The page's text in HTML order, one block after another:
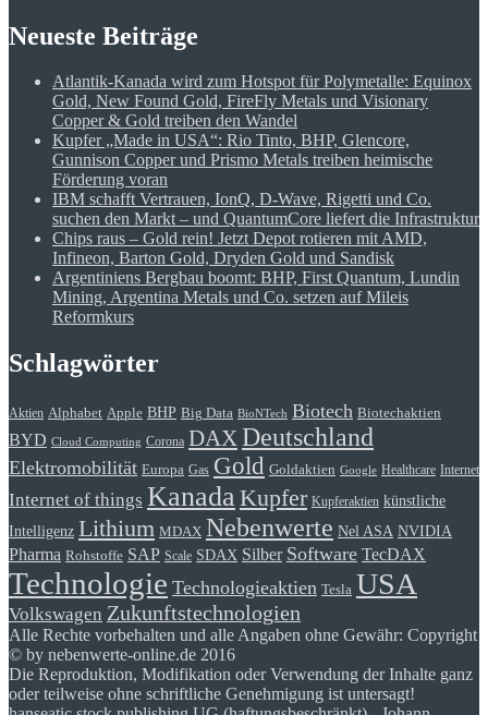
Neueste Beiträge
Atlantik-Kanada wird zum Hotspot für Polymetalle: Equinox
Gold, New Found Gold, FireFly Metals und Visionary
Copper & Gold treiben den Wandel
Kupfer „Made in USA“: Rio Tinto, BHP, Glencore,
Gunnison Copper und Prismo Metals treiben heimische
Förderung voran
IBM schafft Vertrauen, IonQ, D-Wave, Rigetti und Co.
suchen den Markt – und QuantumCore liefert die Infrastruktur
Chips raus – Gold rein! Jetzt Depot rotieren mit AMD,
Infineon, Barton Gold, Dryden Gold und Sandisk
Argentiniens Bergbau boomt: BHP, First Quantum, Lundin
Mining, Argentina Metals und Co. setzen auf Mileis
Reformkurs
Schlagwörter
Aktien Alphabet Apple BHP Big Data BioNTech Biotech Biotechaktien
BYD Cloud Computing Corona DAX Deutschland
Elektromobilität Europa Gas Gold Goldaktien Google Healthcare Internet
Internet of things Kanada Kupfer Kupferaktien künstliche
Intelligenz Lithium MDAX Nebenwerte Nel ASA NVIDIA
Pharma Rohstoffe SAP Scale SDAX Silber Software TecDAX
Technologie Technologieaktien Tesla USA
Volkswagen Zukunftstechnologien
Alle Rechte vorbehalten und alle Angaben ohne Gewähr: Copyright
© by nebenwerte-online.de 2016
Die Reproduktion, Modifikation oder Verwendung der Inhalte ganz
oder teilweise ohne schriftliche Genehmigung ist untersagt!